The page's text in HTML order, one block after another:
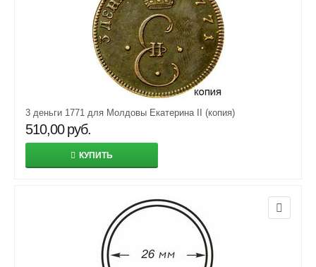
3 деньги 1771 для Молдовы Екатерина II (копия)
510,00 руб.
КУПИТЬ